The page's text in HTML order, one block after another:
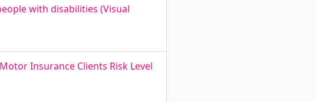
with disabilities (Visual
Insurance Clients Risk Level